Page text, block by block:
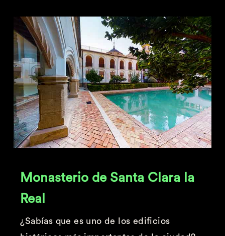
Monasterio de Santa Clara la
Real
¿Sabías que es uno de los edificios